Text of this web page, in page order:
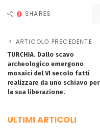
0 SHARES
ARTICOLO PRECEDENTE
TURCHIA. Dallo scavo
archeologico emergono
mosaici del VI secolo fatti
realizzare da uno schiavo per
la sua liberazione.
ULTIMI ARTICOLI